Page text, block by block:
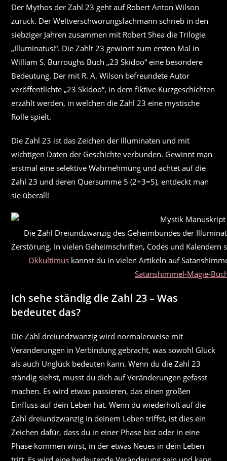
Der Mythos der Zahl 23 geht auf Robert Anton Wilson
zurück. Der Weltverschwörungsfachmann schrieb in den
siebziger Jahren zusammen mit Robert Shea die Trilogie
„Illuminatus!“. Die Zahlt 23 gewinnt zum ersten Mal in
William S. Burroughs Buch „23 Skidoo“ eine besondere
Bedeutung. Der mit R. A. Wilson befreundete Autor
veröffentlichte „23 Skidoo“, in dem fiktive Kurzgeschichten
erzählt werden, in welchen die Zahl 23 eine mystische
Rolle spielt.
Die Zahl 23 ist das Zeichen der Illuminaten und mit
wichtigen Daten der Geschichte verbunden. Gewinnt man
erstmal eine selektive Wahrnehmung und achtet auf die
Zahl 23 und deren Quersumme 5 (2+3=5), entdeckt man
sie überall!
Die Zahl Dreiundzwanzig des Geheimbundes der
Zerstörung. In vielen Geheimschriften, Codes und Kalendern
Okkultimus kannst du in vielen Artikeln auf
Satanshimmel-Magie-
Ich sehe ständig die Zahl 23 – Was
bedeutet das?
Die Zahl dreiundzwanzig wird normalerweise mit
Veränderungen in Verbindung gebracht, was sowohl Glück
als auch Unglück bedeuten kann. Wenn du die Zahl 23
ständig siehst, musst du dich auf Veränderungen gefasst
machen. Es wird etwas passieren, das einen großen
Einfluss auf dein Leben hat. Wenn du wiederholt auf die
Zahl dreiundzwanzig in deinem Leben triffst, ist dies ein
Zeichen dafür, dass du in einer Phase bist oder in eine
Phase kommen wirst, in der etwas Neues in dein Leben